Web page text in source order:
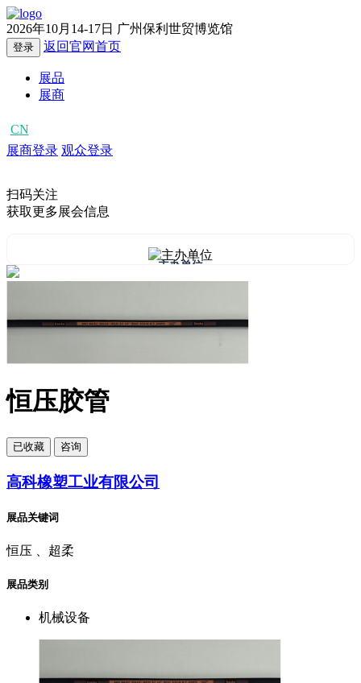
2026年10月14-17日 广州保利世贸博览馆
登录 返回官网首页
展品
展商
CN
展商登录 观众登录
扫码关注
获取更多展会信息
主办单位
恒压胶管
已收藏 咨询
高科橡塑工业有限公司
展品关键词
恒压 、超柔
展品类别
机械设备